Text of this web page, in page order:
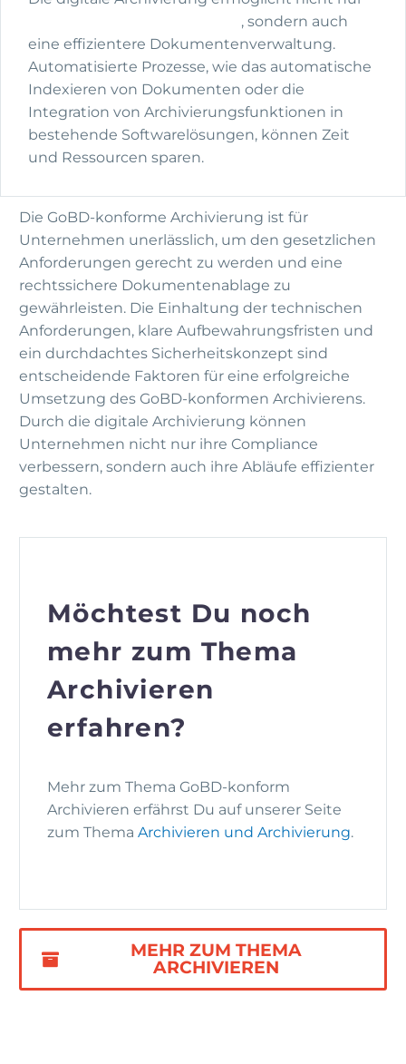
, sondern auch
eine effizientere Dokumentenverwaltung.
Automatisierte Prozesse, wie das automatische
Indexieren von Dokumenten oder die
Integration von Archivierungsfunktionen in
bestehende Softwarelösungen, können Zeit
und Ressourcen sparen.
Die GoBD-konforme Archivierung ist für
Unternehmen unerlässlich, um den gesetzlichen
Anforderungen gerecht zu werden und eine
rechtssichere Dokumentenablage zu
gewährleisten. Die Einhaltung der technischen
Anforderungen, klare Aufbewahrungsfristen und
ein durchdachtes Sicherheitskonzept sind
entscheidende Faktoren für eine erfolgreiche
Umsetzung des GoBD-konformen Archivierens.
Durch die digitale Archivierung können
Unternehmen nicht nur ihre Compliance
verbessern, sondern auch ihre Abläufe effizienter
gestalten.
Möchtest Du noch
mehr zum Thema
Archivieren
erfahren?
Mehr zum Thema GoBD-konform
Archivieren erfährst Du auf unserer Seite
zum Thema Archivieren und Archivierung.
MEHR ZUM THEMA
ARCHIVIEREN